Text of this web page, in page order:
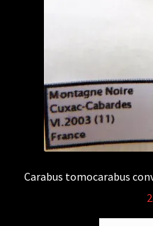
Carabus tomocarabus